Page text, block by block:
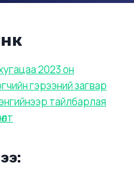
2023 он
гэрээний загвар
тайлбарлая